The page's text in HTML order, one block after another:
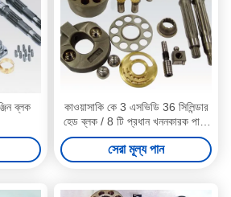
ব্লক
কাওয়াসাকি কে 3 এসভিডি 36 সিলিন্ডার
হেড ব্লক / 8 টি প্রধান খননকারক পাম্প
যন্ত্রাংশ কে 3 ভি সিরিজ
সেরা মূল্য পান